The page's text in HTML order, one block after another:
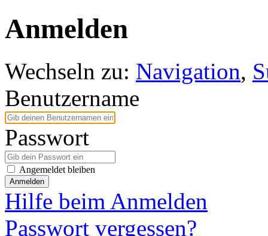
Anmelden
Wechseln zu: Navigation,
Benutzername
Passwort
Angemeldet bleiben
Anmelden
Hilfe beim Anmelden
Passwort vergessen?